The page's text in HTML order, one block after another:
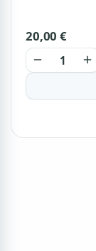
20,00 €
remove add